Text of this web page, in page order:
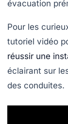
évacuation
Pour les
tutoriel vidéo
réussir une
éclairant sur
des conduites.